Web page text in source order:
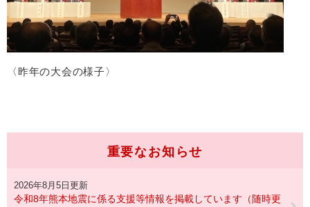
〈昨年の大会の様子〉
重要なお知らせ
2026年8月5日更新
令和8年熊本地震に係る支援等情報を掲載しています（随時更